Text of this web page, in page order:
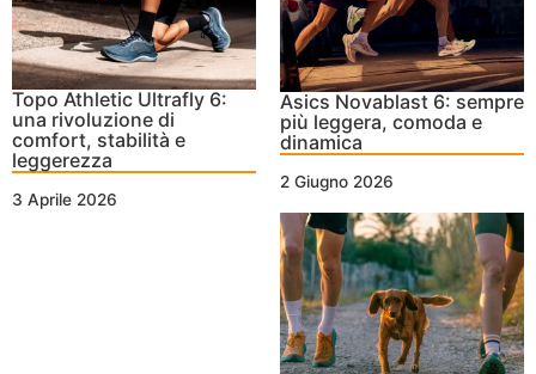
Topo Athletic Ultrafly 6:
una rivoluzione di
comfort, stabilità e
leggerezza
3 Aprile 2026
Asics Novablast 6: sempre
più leggera, comoda e
dinamica
2 Giugno 2026